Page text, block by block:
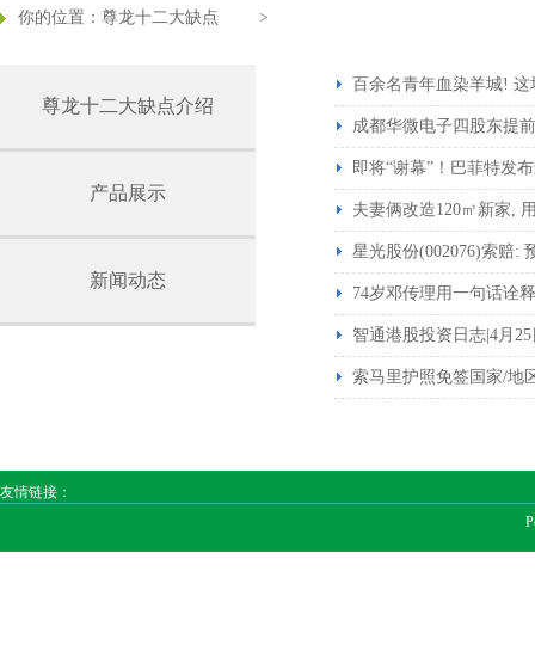
你的位置： 尊龙十二大缺点 >
尊龙十二大缺点介绍
产品展示
新闻动态
百余名青年血染羊城!
成都华微电子四股东提
即将“谢幕”！巴菲特发
夫妻俩改造120㎡新家,
星光股份(002076)索赔:
74岁邓传理用一句话诠
智通港股投资日志|4月25
索马里护照免签国家/地
友情链接：